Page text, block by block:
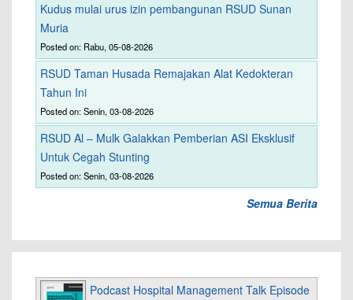
Kudus mulai urus izin pembangunan RSUD Sunan
Muria
Posted on: Rabu, 05-08-2026
RSUD Taman Husada Remajakan Alat Kedokteran
Tahun Ini
Posted on: Senin, 03-08-2026
RSUD Al – Mulk Galakkan Pemberian ASI Eksklusif
Untuk Cegah Stunting
Posted on: Senin, 03-08-2026
Semua Berita
Podcast Hospital Management Talk Episode